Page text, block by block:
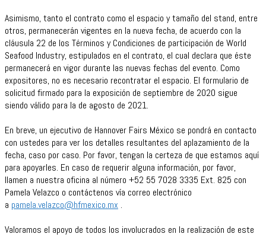
Asimismo, tanto el contrato como el espacio y tamaño del stand, entre
otros, permanecerán vigentes en la nueva fecha, de acuerdo con la
cláusula 22 de los Términos y Condiciones de participación de World
Seafood Industry, estipulados en el contrato, el cual declara que éste
permanecerá en vigor durante las nuevas fechas del evento. Como
expositores, no es necesario recontratar el espacio. El formulario de
solicitud firmado para la exposición de septiembre de 2020 sigue
siendo válido para la de agosto de 2021.
En breve, un ejecutivo de Hannover Fairs México se pondrá en contacto
con ustedes para ver los detalles resultantes del aplazamiento de la
fecha, caso por caso. Por favor, tengan la certeza de que estamos aquí
para apoyarles. En caso de requerir alguna información, por favor,
llamen a nuestra oficina al número +52 55 7028 3335 Ext. 825 con
Pamela Velazco o contáctenos vía correo electrónico
a pamela.velazco@hfmexico.mx .
Valoramos el apoyo de todos los involucrados en la realización de este